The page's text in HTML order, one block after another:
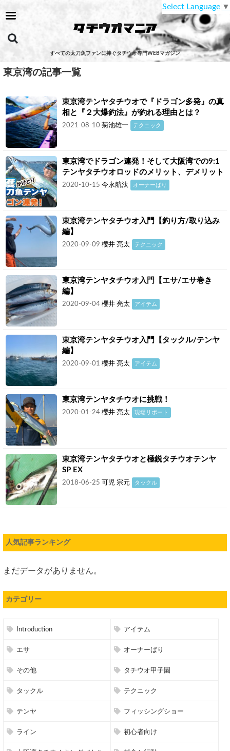
すべての太刀魚ファンに捧ぐタチウオ専門WEBマガジン
Select Language ▼
東京湾の記事一覧
東京湾テンヤタチウオで『ドラゴン多発』の真
相と『２大爆釣法』が釣れる理由とは？
2021-08-10 菊池雄一 テクニック
東京湾でドラゴン連発！そして大阪湾での9:1
テンヤタチウオロッドのメリット、デメリット
2020-10-15 今永航汰 オーナーばり
東京湾テンヤタチウオ入門【釣り方/取り込み
編】
2020-09-09 櫻井 亮太 テクニック
東京湾テンヤタチウオ入門【エサ/エサ巻き
編】
2020-09-04 櫻井 亮太 アイテム
東京湾テンヤタチウオ入門【タックル/テンヤ
編】
2020-09-01 櫻井 亮太 アイテム
東京湾テンヤタチウオに挑戦！
2020-01-24 櫻井 亮太 現場リポート
東京湾テンヤタチウオと極鋭タチウオテンヤ
SP EX
2018-06-25 可児 宗元 タックル
人気記事ランキング
まだデータがありません。
カテゴリー
Introduction アイテム
エサ オーナーばり
その他 タチウオ甲子園
タックル テクニック
テンヤ フィッシングショー
ライン 初心者向け